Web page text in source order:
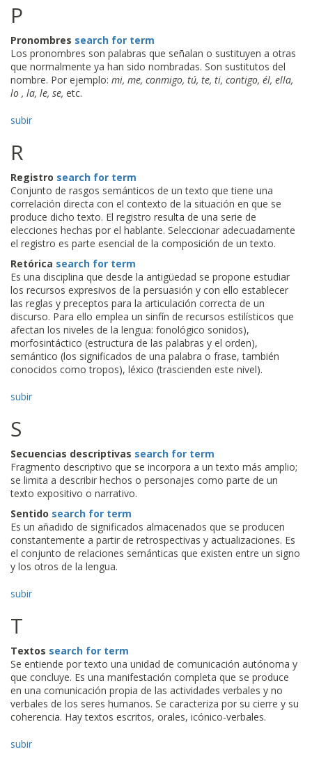
P
Pronombres search for term
Los pronombres son palabras que señalan o sustituyen a otras
que normalmente ya han sido nombradas. Son sustitutos del
nombre. Por ejemplo: mi, me, conmigo, tú, te, ti, contigo, él, ella,
lo , la, le, se, etc.
subir
R
Registro search for term
Conjunto de rasgos semánticos de un texto que tiene una
correlación directa con el contexto de la situación en que se
produce dicho texto. El registro resulta de una serie de
elecciones hechas por el hablante. Seleccionar adecuadamente
el registro es parte esencial de la composición de un texto.
Retórica search for term
Es una disciplina que desde la antigüedad se propone estudiar
los recursos expresivos de la persuasión y con ello establecer
las reglas y preceptos para la articulación correcta de un
discurso. Para ello emplea un sinfín de recursos estilísticos que
afectan los niveles de la lengua: fonológico sonidos),
morfosintáctico (estructura de las palabras y el orden),
semántico (los significados de una palabra o frase, también
conocidos como tropos), léxico (trascienden este nivel).
subir
S
Secuencias descriptivas search for term
Fragmento descriptivo que se incorpora a un texto más amplio;
se limita a describir hechos o personajes como parte de un
texto expositivo o narrativo.
Sentido search for term
Es un añadido de significados almacenados que se producen
constantemente a partir de retrospectivas y actualizaciones. Es
el conjunto de relaciones semánticas que existen entre un signo
y los otros de la lengua.
subir
T
Textos search for term
Se entiende por texto una unidad de comunicación autónoma y
que concluye. Es una manifestación completa que se produce
en una comunicación propia de las actividades verbales y no
verbales de los seres humanos. Se caracteriza por su cierre y su
coherencia. Hay textos escritos, orales, icónico-verbales.
subir